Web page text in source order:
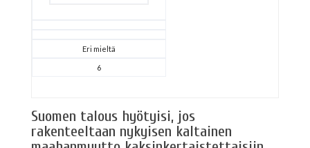
Eri mieltä
6
Suomen talous hyötyisi, jos
rakenteeltaan nykyisen kaltainen